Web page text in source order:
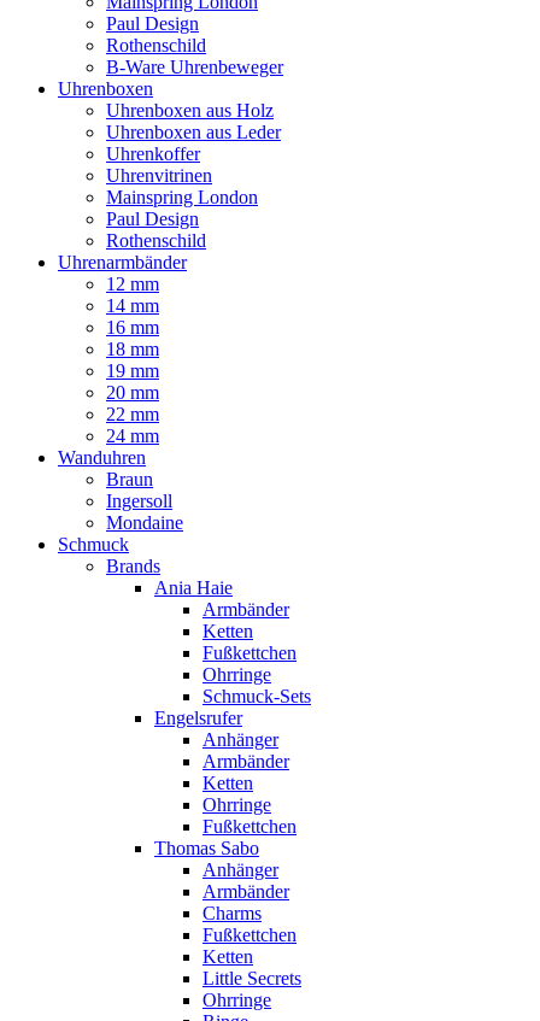
Paul Design
Rothenschild
B-Ware Uhrenbeweger
Uhrenboxen
Uhrenboxen aus Holz
Uhrenboxen aus Leder
Uhrenkoffer
Uhrenvitrinen
Mainspring London
Paul Design
Rothenschild
Uhrenarmbänder
12 mm
14 mm
16 mm
18 mm
19 mm
20 mm
22 mm
24 mm
Wanduhren
Braun
Ingersoll
Mondaine
Schmuck
Brands
Ania Haie
Armbänder
Ketten
Fußkettchen
Ohrringe
Schmuck-Sets
Engelsrufer
Anhänger
Armbänder
Ketten
Ohrringe
Fußkettchen
Thomas Sabo
Anhänger
Armbänder
Charms
Fußkettchen
Ketten
Little Secrets
Ohrringe